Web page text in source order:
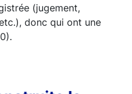
(jugement,
donc qui ont une